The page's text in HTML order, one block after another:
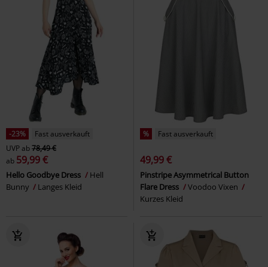
-23%
Fast ausverkauft
UVPab78,49 €
ab 59,99 €
Hello Goodbye Dress
Hell
Bunny
Langes Kleid
% Fast ausverkauft
49,99 €
Pinstripe Asymmetrical Button
Flare Dress
Voodoo Vixen
Kurzes Kleid